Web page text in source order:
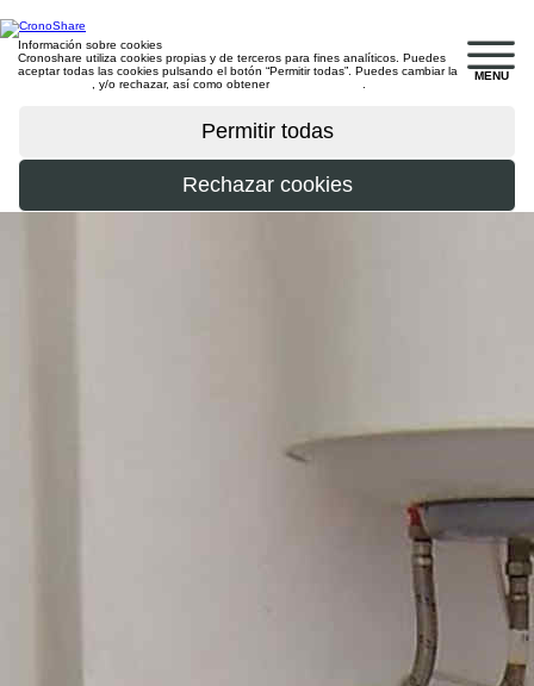
MENU
Información sobre cookies
Cronoshare utiliza cookies propias y de terceros para fines analíticos. Puedes
aceptar todas las cookies pulsando el botón “Permitir todas”. Puedes cambiar la
, y/o rechazar, así como obtener